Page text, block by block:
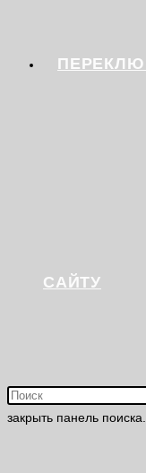
САЙТУ
закрыть панель поиска.